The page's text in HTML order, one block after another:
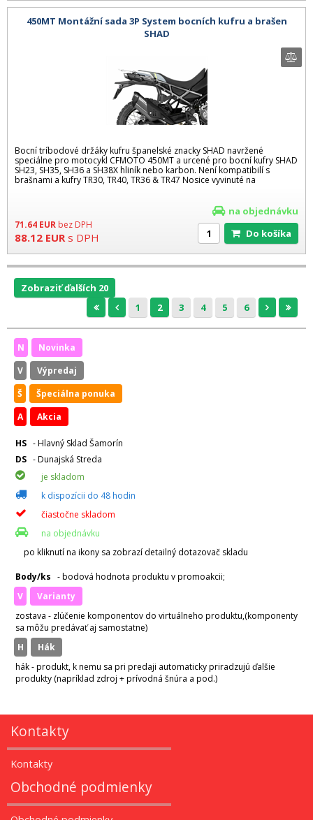
450MT Montážní sada 3P System bocních kufru a brašen
SHAD
Bocní tríbodové držáky kufru španelské znacky SHAD navržené
speciálne pro motocykl CFMOTO 450MT a urcené pro bocní kufry SHAD
SH23, SH35, SH36 a SH38X hliník nebo karbon. Není kompatibilí s
brašnami a kufry TR30, TR40, TR36 & TR47 Nosice vyvinuté na
71.64 EUR bez DPH
88.12 EUR s DPH
na objednávku
Do košíka
Zobraziť ďalších 20
1
2 3 4 5 6
N
Novinka
V
Výpredaj
Š
Špeciálna ponuka
A
Akcia
HS - Hlavný Sklad Šamorín
DS - Dunajská Streda
je skladom
k dispozícii do 48 hodin
čiastočne skladom
na objednávku
po kliknutí na ikony sa zobrazí detailný dotazovač skladu
Body/ks - bodová hodnota produktu v promoakcii;
v
varianty
zostava - zlúčenie komponentov do virtuálneho produktu,(komponenty
sa môžu predávať aj samostatne)
H
hák
hák - produkt, k nemu sa pri predaji automaticky priradzujú ďalšie
produkty (napríklad zdroj + prívodná šnúra a pod.)
Kontakty
Kontakty
Obchodné podmienky